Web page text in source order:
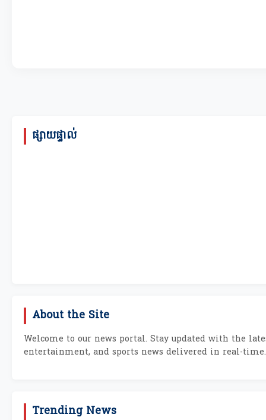
ផ្សាយផ្ទាល់
About the Site
Welcome to our news portal. Stay updated with the
entertainment, and sports news delivered in real-time.
Trending News